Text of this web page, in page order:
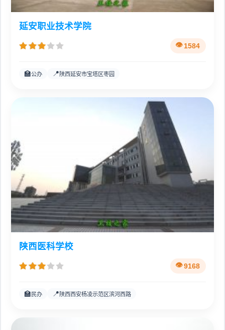
延安职业技术学院
1584
🏫公办 📍 陕西延安市宝塔区枣园
陕西医科学校
9168
🏫 民办 📍 陕西西安杨凌示范区滨河西路